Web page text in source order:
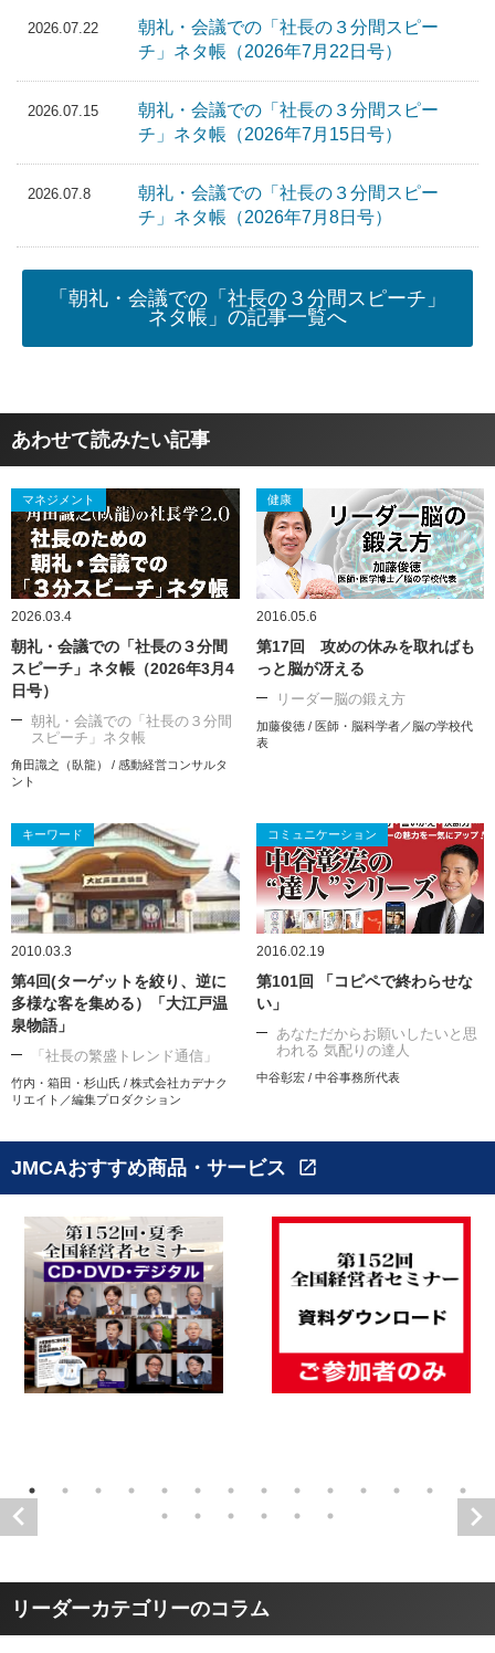
2026.07.22
朝礼・会議での「社長の３分間スピー
チ」ネタ帳（2026年7月22日号）
2026.07.15
朝礼・会議での「社長の３分間スピー
チ」ネタ帳（2026年7月15日号）
2026.07.8
朝礼・会議での「社長の３分間スピー
チ」ネタ帳（2026年7月8日号）
「朝礼・会議での「社長の３分間スピーチ」
ネタ帳」の記事一覧へ
あわせて読みたい記事
マネジメント
2026.03.4
朝礼・会議での「社長の３分間
スピーチ」ネタ帳（2026年3月4
日号）
朝礼・会議での「社長の３分間
スピーチ」ネタ帳
角田識之（臥龍） / 感動経営コンサルタ
ント
健康
2016.05.6
第17回 攻めの休みを取ればも
っと脳が冴える
リーダー脳の鍛え方
加藤俊徳 / 医師・脳科学者／脳の学校代
表
キーワード
2010.03.3
第4回(ターゲットを絞り、逆に
多様な客を集める）「大江戸温
泉物語」
「社長の繁盛トレンド通信」
竹内・箱田・杉山氏 / 株式会社カデナク
リエイト／編集プロダクション
コミュニケーション
2016.02.19
第101回 「コピペで終わらせな
い」
あなただからお願いしたいと思
われる 気配りの達人
中谷彰宏 / 中谷事務所代表
JMCAおすすめ商品・サービス open_in_new
リーダーカテゴリーのコラム